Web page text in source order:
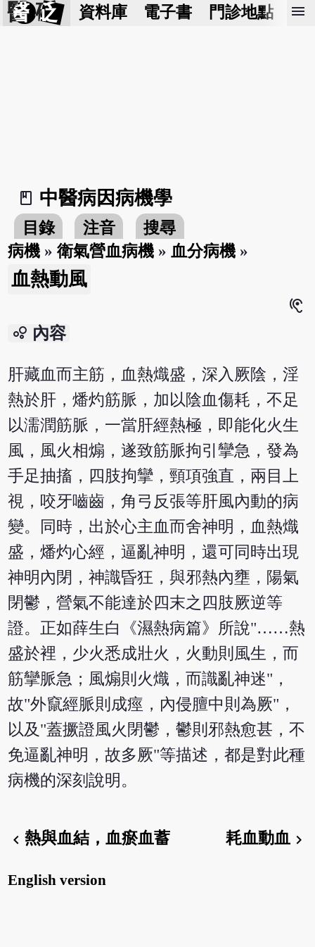
醫 砭 資料庫 電子書 門診地點 預
menu
book_2
中醫病因病機學
目錄 注音
搜尋
病機 »衛氣營血病機 » 血分病機 »
血熱動風
hearing
bubble_chart 內容
肝藏血而主筋，血熱熾盛，深入厥陰，淫
熱於肝，燔灼筋脈，加以陰血傷耗，不足
以濡潤筋脈，一當肝經熱極，即能化火生
風，風火相煽，遂致筋脈拘引攣急，發為
手足抽搐，四肢拘攣，頸項強直，兩目上
視，咬牙嚙齒，角弓反張等肝風內動的病
變。同時，出於心主血而舍神明，血熱熾
盛，燔灼心經，逼亂神明，還可同時出現
神明內閉，神識昏狂，與邪熱內壅，陽氣
閉鬱，營氣不能達於四末之四肢厥逆等
證。正如薛生白《濕熱病篇》所說"……熱
盛於裡，少火悉成壯火，火動則風生，而
筋攣脈急；風煽則火熾，而識亂神迷"，
故"外竄經脈則成痙，內侵膻中則為厥"，
以及"蓋撅證風火閉鬱，鬱則邪熱愈甚，不
免逼亂神明，故多厥"等描述，都是對此種
病機的深刻說明。
chevron_left熱與血結，血瘀血蓄 耗血動血chevron_right
English version